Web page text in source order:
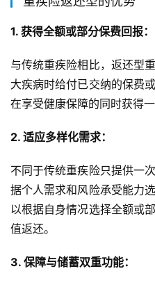
1. 获得全额或部分保费回报：
与传统重疾险相比，返还型
大疾病时给付已交纳的保费
在享受健康保障的同时获得一
2. 适应多样化需求：
不同于传统重疾险只提供一
据个人需求和风险承受能力
以根据自身情况选择全额或
值返还。
3. 保障与储蓄双重功能：